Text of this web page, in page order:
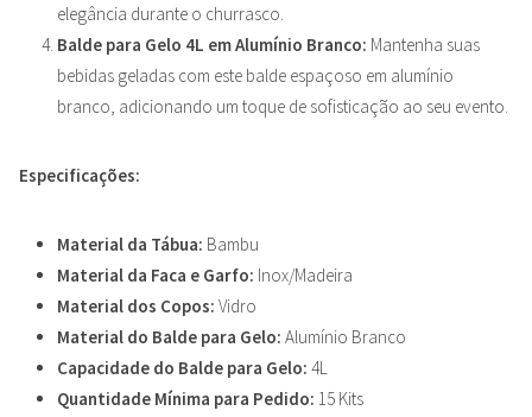
elegância durante o churrasco.
Balde para Gelo 4L em Alumínio Branco: Mantenha suas
bebidas geladas com este balde espaçoso em alumínio
branco, adicionando um toque de sofisticação ao seu evento.
Especificações:
Material da Tábua: Bambu
Material da Faca e Garfo: Inox/Madeira
Material dos Copos: Vidro
Material do Balde para Gelo: Alumínio Branco
Capacidade do Balde para Gelo: 4L
Quantidade Mínima para Pedido: 15 Kits